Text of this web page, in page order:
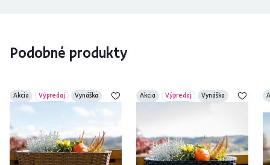
Podobné produkty
Akcia Výpredaj Vynáška Akcia Výpredaj Vynáška